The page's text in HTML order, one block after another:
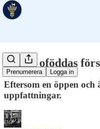
Prenumerera Logga in
Till de oföddas
Eftersom en öppen
uppfattningar.